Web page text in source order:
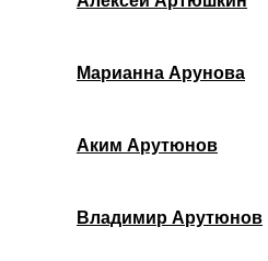
Марианна Арунова
Аким Арутюнов
Владимир Арутюнов